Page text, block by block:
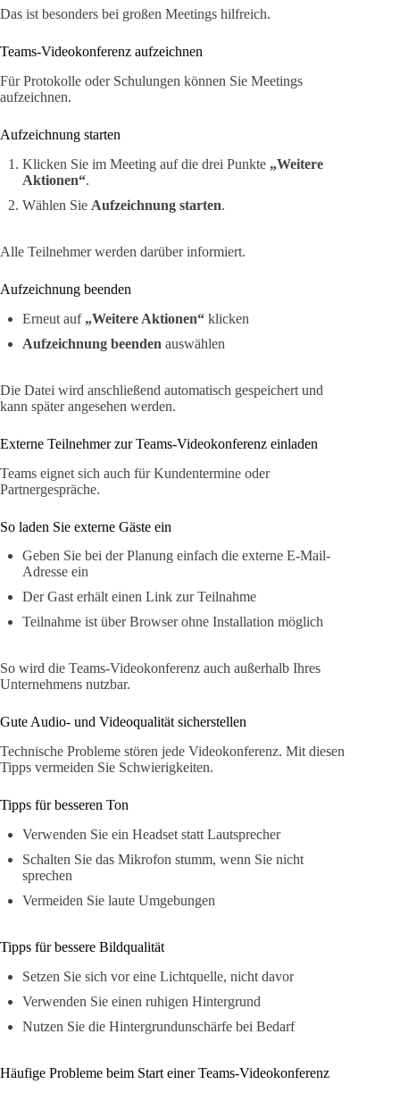
Das ist besonders bei großen Meetings hilfreich.
Teams-Videokonferenz aufzeichnen
Für Protokolle oder Schulungen können Sie Meetings
aufzeichnen.
Aufzeichnung starten
Klicken Sie im Meeting auf die drei Punkte „Weitere
Aktionen“.
Wählen Sie Aufzeichnung starten.
Alle Teilnehmer werden darüber informiert.
Aufzeichnung beenden
Erneut auf „Weitere Aktionen“ klicken
Aufzeichnung beenden auswählen
Die Datei wird anschließend automatisch gespeichert und
kann später angesehen werden.
Externe Teilnehmer zur Teams-Videokonferenz einladen
Teams eignet sich auch für Kundentermine oder
Partnergespräche.
So laden Sie externe Gäste ein
Geben Sie bei der Planung einfach die externe E-Mail-
Adresse ein
Der Gast erhält einen Link zur Teilnahme
Teilnahme ist über Browser ohne Installation möglich
So wird die Teams-Videokonferenz auch außerhalb Ihres
Unternehmens nutzbar.
Gute Audio- und Videoqualität sicherstellen
Technische Probleme stören jede Videokonferenz. Mit diesen
Tipps vermeiden Sie Schwierigkeiten.
Tipps für besseren Ton
Verwenden Sie ein Headset statt Lautsprecher
Schalten Sie das Mikrofon stumm, wenn Sie nicht
sprechen
Vermeiden Sie laute Umgebungen
Tipps für bessere Bildqualität
Setzen Sie sich vor eine Lichtquelle, nicht davor
Verwenden Sie einen ruhigen Hintergrund
Nutzen Sie die Hintergrundunschärfe bei Bedarf
Häufige Probleme beim Start einer Teams-Videokonferenz